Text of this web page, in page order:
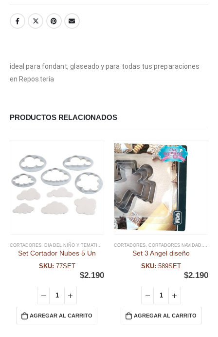
ideal para fondant, glaseado y para todas tus preparaciones
en Repostería
PRODUCTOS RELACIONADOS
CORTADORES DIA DEL NIÑO Y TEMATICAS FECHAS ESPECIALES,GALLETA,RELIGIOSOS
Set Cortador Nubes 5 Un
SKU: 77SET
$2.190
AGREGAR AL CARRITO
CORTADORES CORTADORES NAVIDAD
Set 3 Angel diseño
SKU: 589SET
$2.190
AGREGAR AL CARRITO